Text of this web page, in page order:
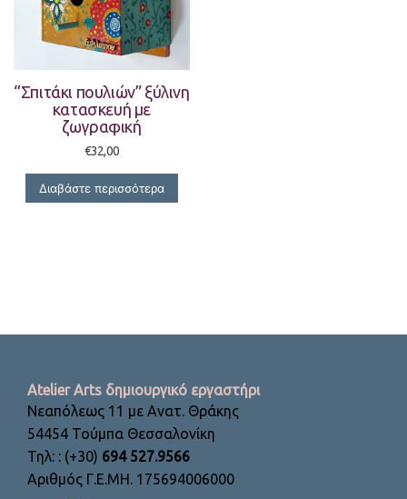
“Σπιτάκι πουλιών” ξύλινη
κατασκευή με
ζωγραφική
€32,00
Διαβάστε περισσότερα
Atelier Arts δημιουργικό εργαστήρι
Νεαπόλεως 11 με Ανατ. Θράκης
54454 Τούμπα Θεσσαλονίκη
Τηλ: : (+30) 694 527.9566
Αριθμός Γ.Ε.ΜΗ. 175694006000